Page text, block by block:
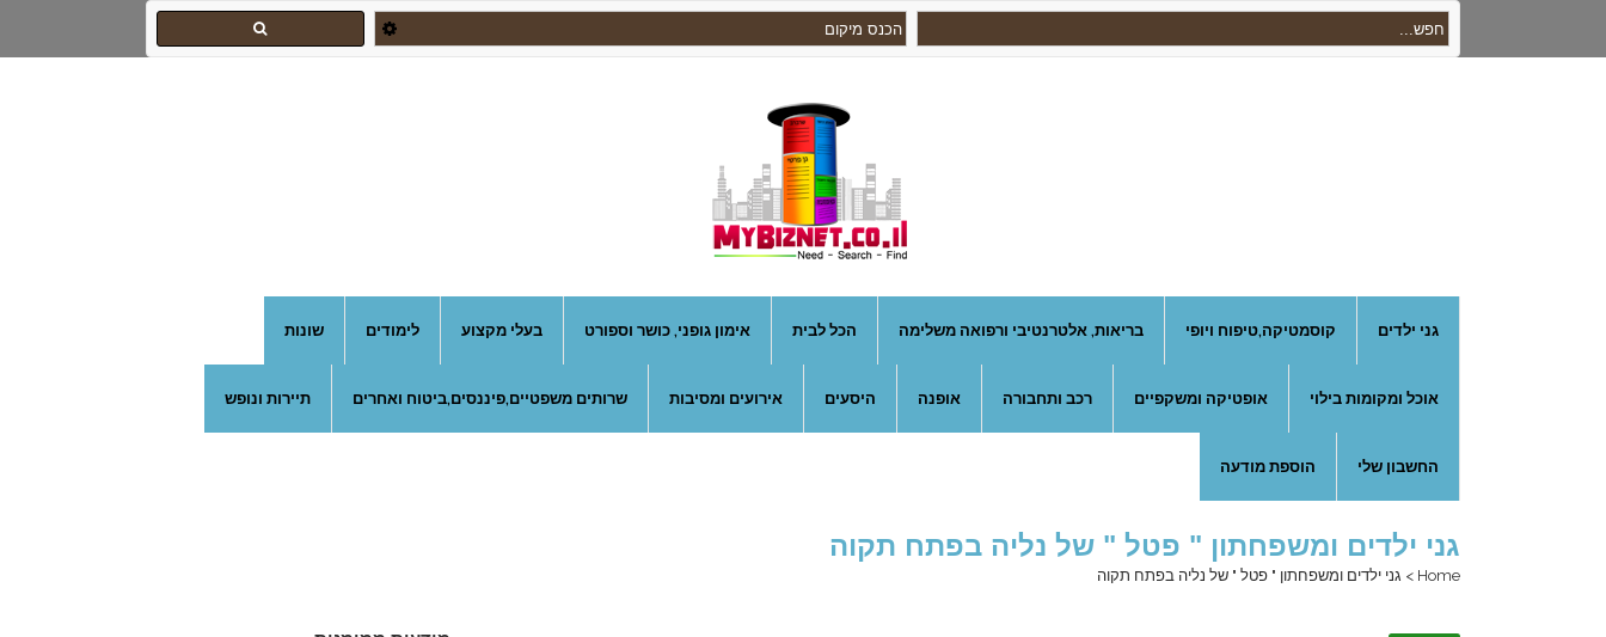
גני ילדים קוסמטיקה,טיפוח ויופי בריאות, אלטרנטיבי ורפואה משלימה הכל לבית אימון גופני, כושר וספורט בעלי מקצוע לימודים שונות
אוכל ומקומות בילוי אופטיקה ומשקפיים רכב ותחבורה אופנה היסעים אירועים ומסיבות שרותים משפטיים,פיננסים,ביטוח ואחרים תיירות ונופש
החשבון שלי הוספת מודעה
גני ילדים ומשפחתון " פטל " של נליה בפתח תקוה
Home
> גני ילדים ומשפחתון " פטל " של נליה בפתח תקוה